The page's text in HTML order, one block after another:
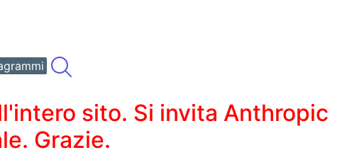
sito. Si invita Anthropic
Grazie.